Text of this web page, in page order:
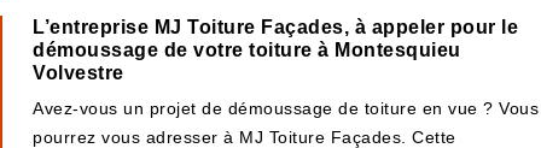
L’entreprise MJ Toiture Façades, à appeler pour le
démoussage de votre toiture à Montesquieu
Volvestre
Avez-vous un projet de démoussage de toiture en vue ? Vous
pourrez vous adresser à MJ Toiture Façades. Cette